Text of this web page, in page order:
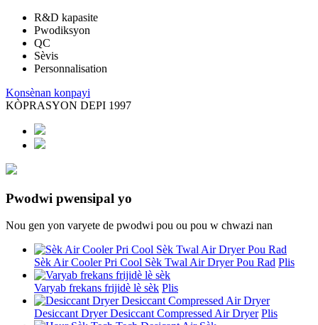
R&D kapasite
Pwodiksyon
QC
Sèvis
Personnalisation
Konsènan konpayi
KÒPRASYON DEPI 1997
Pwodwi pwensipal yo
Nou gen yon varyete de pwodwi pou ou pou w chwazi nan
Sèk Air Cooler Pri Cool Sèk Twal Air Dryer Pou Rad Plis
Varyab frekans frijidè lè sèk Plis
Desiccant Dryer Desiccant Compressed Air Dryer Plis